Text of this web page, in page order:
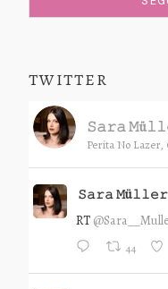
TWITTER
𝚂𝚊𝚛𝚊
Perita No Lazer,
𝚂𝚊𝚛𝚊 𝙼ü𝚕𝚕𝚎𝚛
RT
44